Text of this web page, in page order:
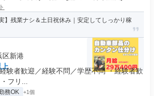
】残業ナシ＆土日祝休み｜安定してしっかり稼
区新港
上
験者歓迎／経験不問／学歴不問 ・経験者歓
フリ...
務OK +1個